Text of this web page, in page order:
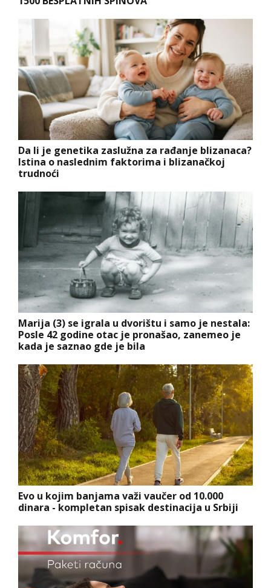
Da li je genetika zaslužna za rađanje blizanaca?
Istina o naslednim faktorima i blizanačkoj
trudnoći
Marija (3) se igrala u dvorištu i samo je nestala:
Posle 42 godine otac je pronašao, zanemeo je
kada je saznao gde je bila
Evo u kojim banjama važi vaučer od 10.000
dinara - kompletan spisak destinacija u Srbiji